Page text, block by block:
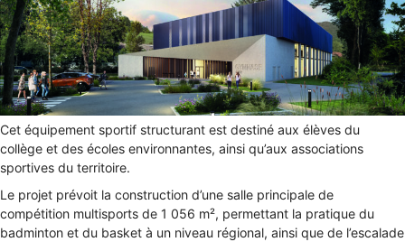
Cet équipement sportif structurant est destiné aux élèves du
collège et des écoles environnantes, ainsi qu’aux associations
sportives du territoire.
Le projet prévoit la construction d’une salle principale de
compétition multisports de 1 056 m², permettant la pratique du
badminton et du basket à un niveau régional, ainsi que de l’escalade